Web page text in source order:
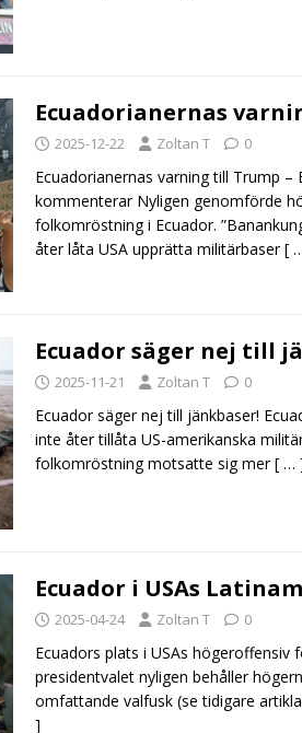
Ecuadorianernas
2025-12-22 Zoltan T 0
Ecuadorianernas varning till Trump –
kommenterar Nyligen genomförde
folkomröstning i Ecuador.
åter låta USA upprätta militärbaser[
Ecuador säger nej till
2025-11-21 Zoltan T 0
Ecuador säger nej till jänkbaser!
inte åter tillåta US-amerikanska
folkomröstning motsatte sig mer[ …
Ecuador i USAs
2025-04-24 Zoltan T 0
Ecuadors plats i USAs högeroffensiv
presidentvalet nyligen behåller
omfattande valfusk (se tidigare
]